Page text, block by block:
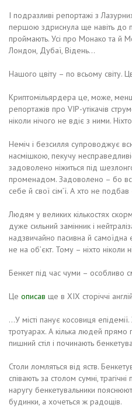
І подразливі репортажі з
першою здриснула ще навіть до
проймають. Усі про Монако та й
Лондон, Дубаї, Відень…
Нашого цвіту – по всьому світу.
Криптомільярдера це, може,
репортажів про VIP-утікачів
ніколи нічого не вдіє з ними.
Неміч і безсилля супроводжує
насмішкою, пекучу
задоволено ніжиться під
променадом. Задоволено – бо
себе й свої сім’ї. А хто не
Людям у великих кількостях
дуже сильний замінник і
надзвичайно пасивна й
не на об’єкт. Тому – ніхто ніколи
Бенкет під час чуми – особливо
Це описав ще в ХІХ сторіччі
…У місті панує косовиця
тротуарах. А кілька людей прямо
пишний стіл і починають
Столи ломляться від яств.
співають за столом сумні,
наругу бенкетувальники
будинки, а хочеться ж радощів.